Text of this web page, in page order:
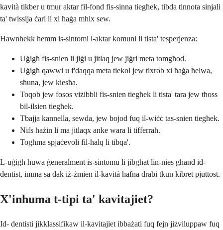
kavità tikber u tmur aktar fil-fond fis-sinna tiegħek, tibda tinnota sinjali
ta' twissija ċari li xi ħaġa mhix sew.
Hawnhekk hemm is-sintomi l-aktar komuni li tista' tesperjenza:
Uġigħ fis-snien li jiġi u jitlaq jew jiġri meta tomgħod.
Uġigħ qawwi u f'daqqa meta tiekol jew tixrob xi ħaġa ħelwa,
sħuna, jew kiesħa.
Toqob jew fosos viżibbli fis-snien tiegħek li tista' tara jew tħoss
bil-ilsien tiegħek.
Tbajja kannella, sewda, jew bojod fuq il-wiċċ tas-snien tiegħek.
Nifs ħażin li ma jitlaqx anke wara li tifferraħ.
Togħma spjaċevoli fil-ħalq li tibqa'.
L-uġigħ huwa ġeneralment is-sintomu li jibgħat lin-nies għand id-
dentist, imma sa dak iż-żmien il-kavità ħafna drabi tkun kibret pjuttost.
X'inhuma t-tipi ta' kavitajiet?
Id- dentisti jikklassifikaw il-kavitajiet ibbażati fuq fejn jiżviluppaw fuq